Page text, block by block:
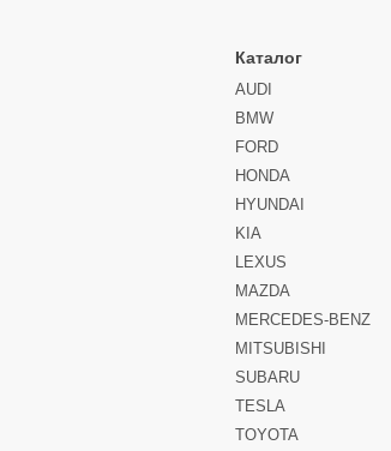
Каталог
AUDI
BMW
FORD
HONDA
HYUNDAI
KIA
LEXUS
MAZDA
MERCEDES-BENZ
MITSUBISHI
SUBARU
TESLA
TOYOTA